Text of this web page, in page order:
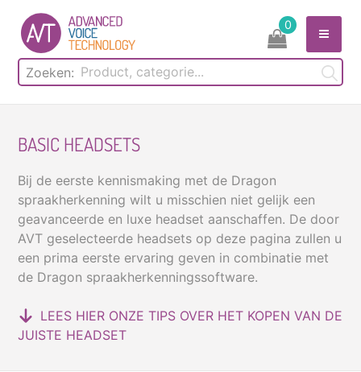
content
Zoeken:
0
BASIC HEADSETS
Bij de eerste kennismaking met de Dragon
spraakherkenning wilt u misschien niet gelijk een
geavanceerde en luxe headset aanschaffen. De door
AVT geselecteerde headsets op deze pagina zullen u
een prima eerste ervaring geven in combinatie met
de Dragon spraakherkenningssoftware.
LEES HIER ONZE TIPS OVER HET KOPEN VAN DE
JUISTE HEADSET